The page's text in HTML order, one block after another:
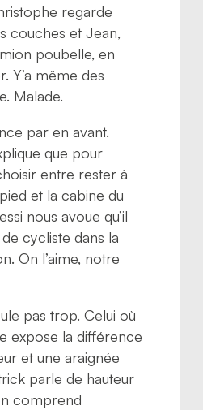
regarde
couches et Jean,
poubelle, en
Y’a même des
Malade.
par en avant.
que pour
entre rester à
et la cabine du
nous avoue qu’il
de cycliste dans la
On l’aime, notre
pas trop. Celui où
expose la différence
et une araignée
parle de hauteur
comprend